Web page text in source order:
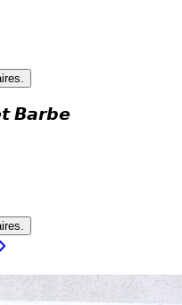
𝘽𝙖𝙧𝙗𝙚